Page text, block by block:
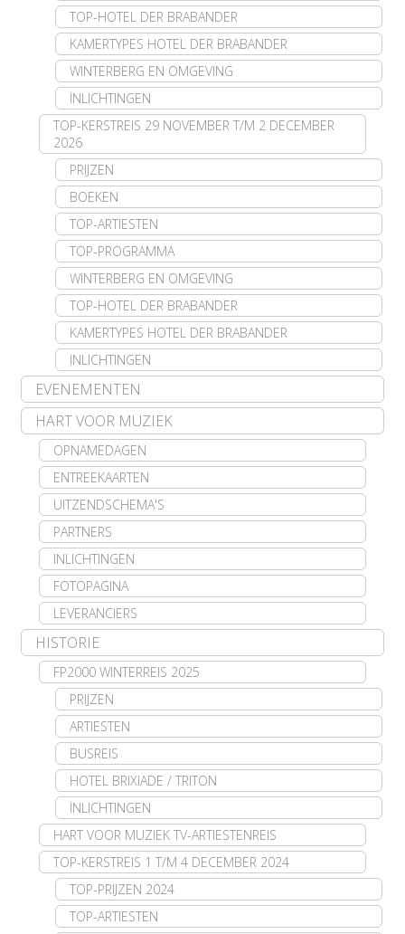
TOP-HOTEL DER BRABANDER
KAMERTYPES HOTEL DER BRABANDER
WINTERBERG EN OMGEVING
INLICHTINGEN
TOP-KERSTREIS 29 NOVEMBER T/M 2 DECEMBER
2026
PRIJZEN
BOEKEN
TOP-ARTIESTEN
TOP-PROGRAMMA
WINTERBERG EN OMGEVING
TOP-HOTEL DER BRABANDER
KAMERTYPES HOTEL DER BRABANDER
INLICHTINGEN
EVENEMENTEN
HART VOOR MUZIEK
OPNAMEDAGEN
ENTREEKAARTEN
UITZENDSCHEMA'S
PARTNERS
INLICHTINGEN
FOTOPAGINA
LEVERANCIERS
HISTORIE
FP2000 WINTERREIS 2025
PRIJZEN
ARTIESTEN
BUSREIS
HOTEL BRIXIADE / TRITON
INLICHTINGEN
HART VOOR MUZIEK TV-ARTIESTENREIS
TOP-KERSTREIS 1 T/M 4 DECEMBER 2024
TOP-PRIJZEN 2024
TOP-ARTIESTEN